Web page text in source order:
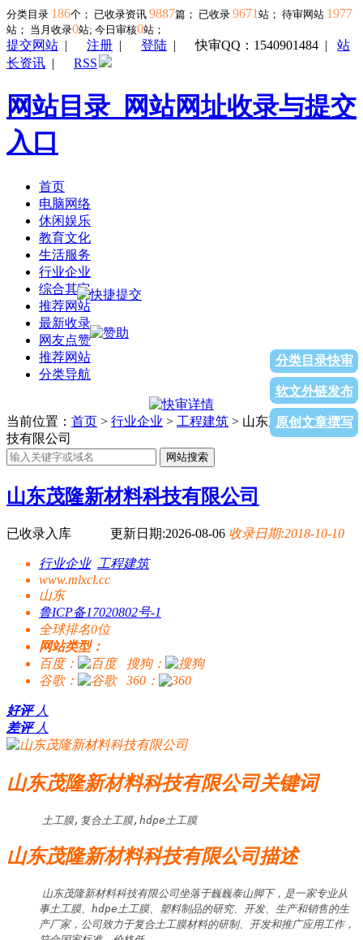
分类目录 186个； 已收录资讯 9887篇； 已收录 9671 站； 待审网站 1977
站； 当月收录0站; 今日审核0站；
提交网站 | 注册 | 登陆 |快审QQ：1540901484 | 站
长资讯 | RSS
网站目录_网站网址收录与提交
入口
首页
电脑网络
休闲娱乐
教育文化
生活服务
行业企业
综合其它
推荐网站
最新收录
网友点赞
推荐网站
分类导航
分类目录快审
软文外链发布
原创文章撰写
当前位置： 首页 > 行业企业 > 工程建筑 > 山东茂隆新材料科
技有限公司
网站搜索
山东茂隆新材料科技有限公司
已收录入库 更新日期:2026-08-06 收录日期:2018-10-10
行业企业
工程建筑
www.mlxcl.cc
山东
鲁ICP备17020802号-1
全球排名0位
网站类型：
百度：
搜狗：
谷歌：
360：
好评 人
差评 人
山东茂隆新材料科技有限公司关键词
土工膜,复合土工膜,hdpe土工膜
山东茂隆新材料科技有限公司描述
山东茂隆新材料科技有限公司坐落于巍巍泰山脚下，是一家专业从
事土工膜、hdpe土工膜、塑料制品的研究、开发、生产和销售的生
产厂家，公司致力于复合土工膜材料的研制、开发和推广应用工作，